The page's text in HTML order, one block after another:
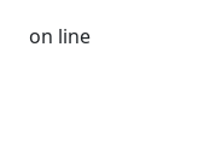
on line